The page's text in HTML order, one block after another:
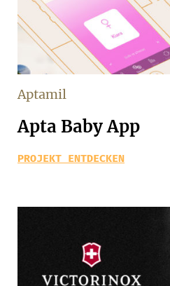
Aptamil
Apta Baby App
PROJEKT ENTDECKEN